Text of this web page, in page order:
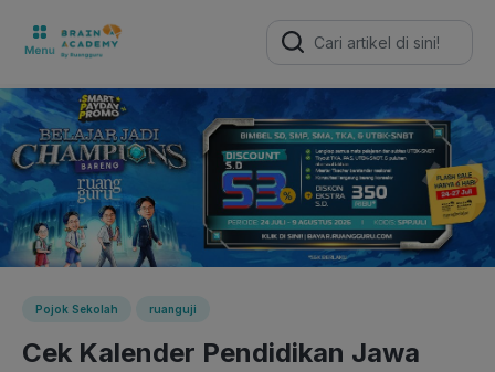
Search
for:
Pojok Sekolah ruanguji
Cek Kalender Pendidikan Jawa